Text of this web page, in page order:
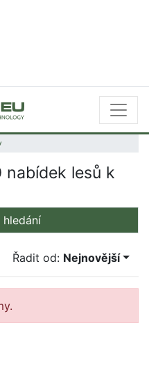
nabídek lesů k
Řadit od: Nejnovější